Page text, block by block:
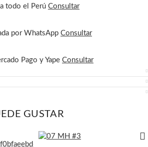
todo el Perú Consultar
por WhatsApp Consultar
Pago y Yape Consultar
GUSTAR